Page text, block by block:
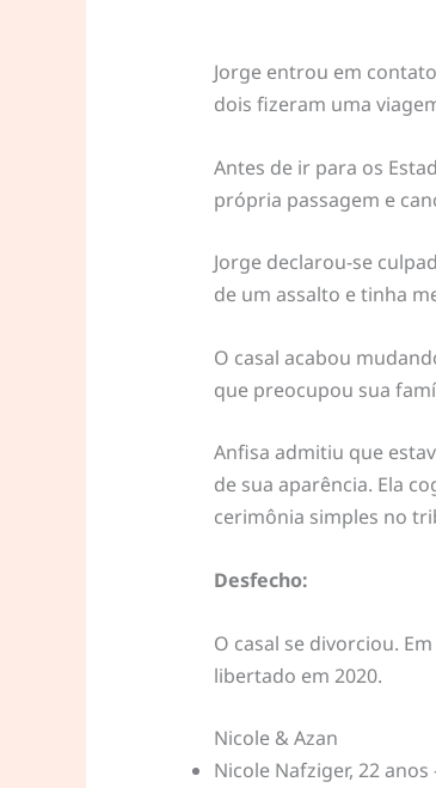
Jorge entrou em
dois fizeram uma
Antes de ir para os
própria passagem e
Jorge declarou-se
de um assalto e tinha
O casal acabou
que preocupou sua
Anfisa admitiu que
de sua aparência. Ela
cerimônia simples no
Desfecho:
O casal se divorciou.
libertado em 2020.
Nicole & Azan
Nicole Nafziger, 22